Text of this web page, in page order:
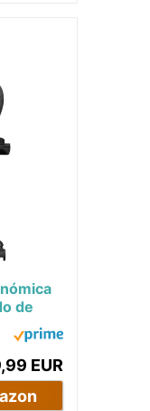
de
EUR